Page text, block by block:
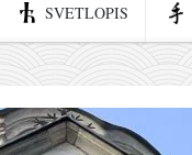
SVETLOPIS